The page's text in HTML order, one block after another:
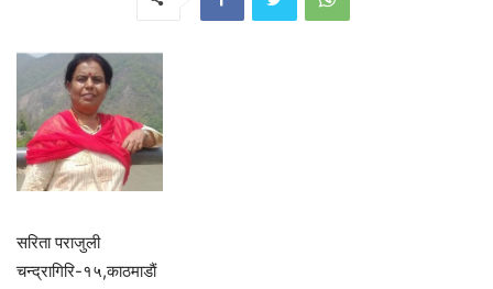
सरिता पराजुली
चन्द्रागिरि-१५,काठमाडाैं